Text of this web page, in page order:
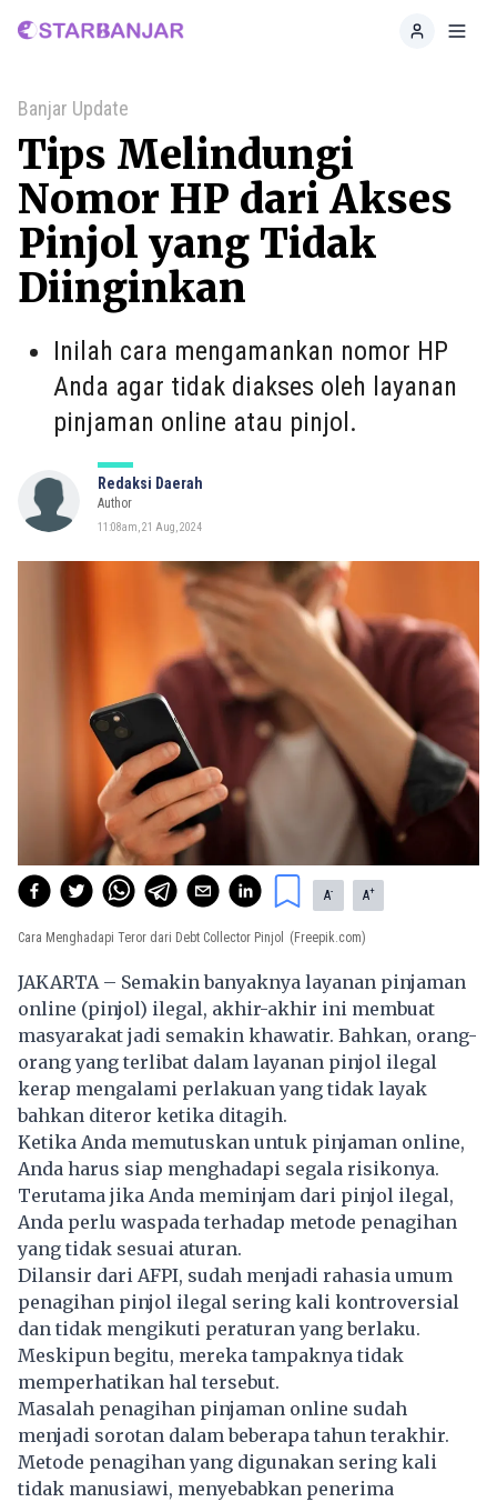
Home
Banjar Update
Tips Melindungi
Nomor HP dari Akses
Pinjol yang Tidak
Diinginkan
Inilah cara mengamankan nomor HP
Anda agar tidak diakses oleh layanan
pinjaman online atau pinjol.
Redaksi Daerah
Author
11:08am, 21 Aug, 2024
A- A+
Cara Menghadapi Teror dari Debt Collector Pinjol (Freepik.com)
JAKARTA – Semakin banyaknya layanan pinjaman
online (pinjol) ilegal, akhir-akhir ini membuat
masyarakat jadi semakin khawatir. Bahkan, orang-
orang yang terlibat dalam layanan pinjol ilegal
kerap mengalami perlakuan yang tidak layak
bahkan diteror ketika ditagih.
Ketika Anda memutuskan untuk pinjaman online,
Anda harus siap menghadapi segala risikonya.
Terutama jika Anda meminjam dari pinjol ilegal,
Anda perlu waspada terhadap metode penagihan
yang tidak sesuai aturan.
Dilansir dari AFPI, sudah menjadi rahasia umum
penagihan pinjol ilegal sering kali kontroversial
dan tidak mengikuti peraturan yang berlaku.
Meskipun begitu, mereka tampaknya tidak
memperhatikan hal tersebut.
Masalah penagihan pinjaman online sudah
menjadi sorotan dalam beberapa tahun terakhir.
Metode penagihan yang digunakan sering kali
tidak manusiawi, menyebabkan penerima